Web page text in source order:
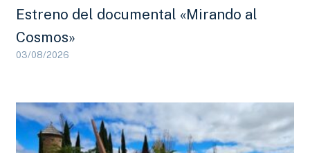
Estreno del documental «Mirando al
Cosmos»
03/08/2026